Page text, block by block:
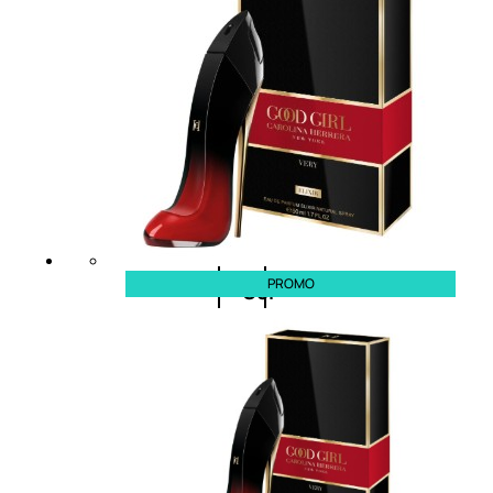
cristalli
Spray
Cera
e
crema
Gel
capelli
Colorazione
SOLARI
PROMO